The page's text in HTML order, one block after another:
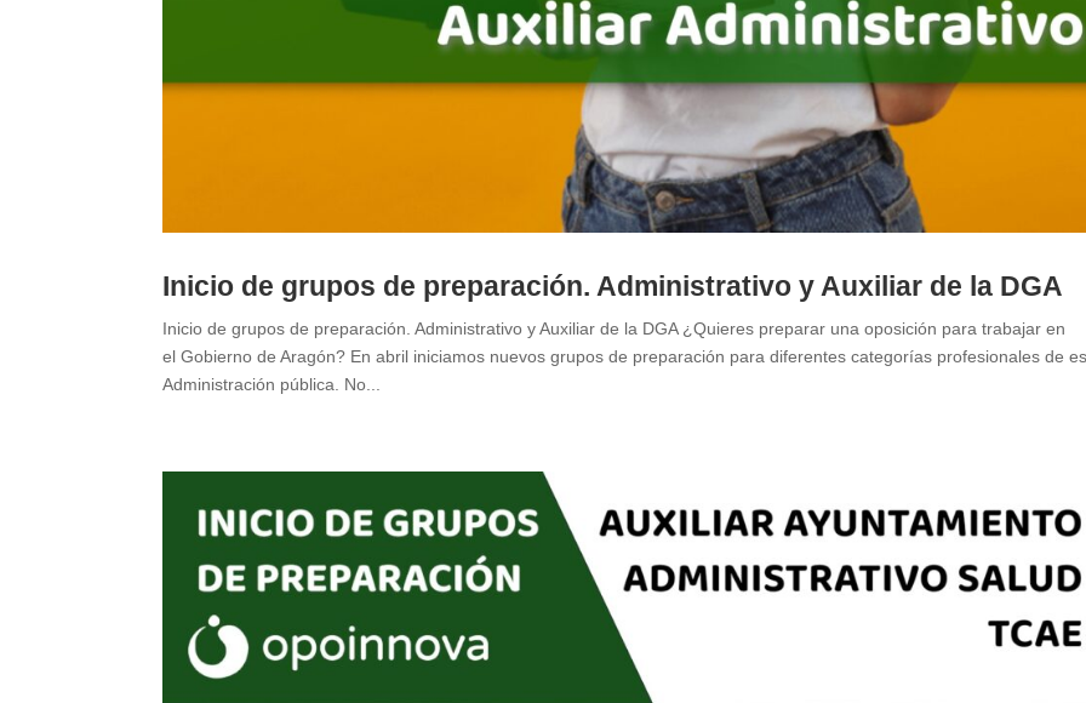
Inicio de grupos de preparación. Administrativo y Auxiliar de la DGA
Inicio de grupos de preparación. Administrativo y Auxiliar de la DGA ¿Quieres preparar una oposición para trabajar en
el Gobierno de Aragón? En abril iniciamos nuevos grupos de preparación para diferentes categorías profesionales de
Administración pública. No...